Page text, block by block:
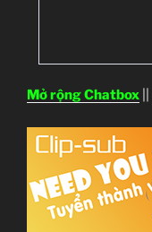
Mở rộng Chatbox